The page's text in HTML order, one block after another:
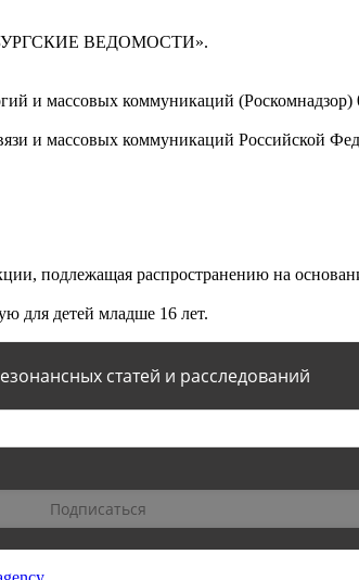
ВЕДОМОСТИ».
и массовых коммуникаций (Роскомнадзор)
и массовых коммуникаций Российской
подлежащая распространению на
для детей младше 16 лет.
статей и расследований